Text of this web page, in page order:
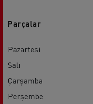
Parçalar
Pazartesi
Salı
Çarşamba
Perşembe